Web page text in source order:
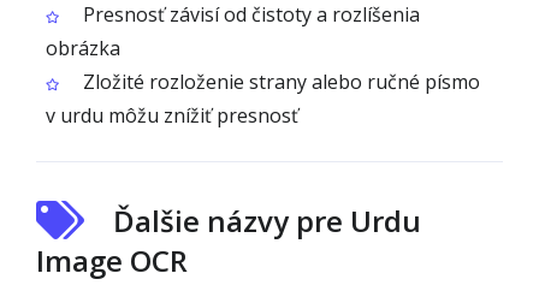
Presnosť závisí od čistoty a rozlíšenia
obrázka
Zložité rozloženie strany alebo ručné písmo
v urdu môžu znížiť presnosť
Ďalšie názvy pre Urdu
Image OCR